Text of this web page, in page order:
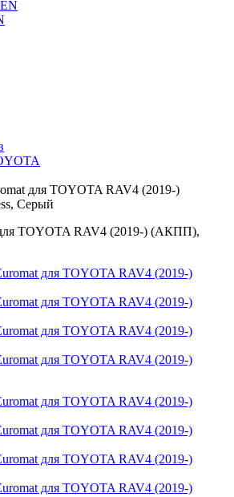
для TOYOTA RAV4 (2019-)
Серый
TOYOTA RAV4 (2019-) (АКПП),